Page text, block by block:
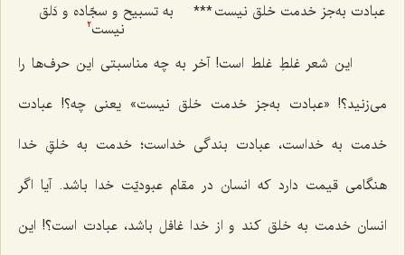
عبادت به‌جز خدمت خلق نیست***
به تسبیح و سجّاده و دَلق
نیست2
این شعر غلطِ غلط است! آخر به چه مناسبتی این حرف‌ها را
می‌زنید؟! «عبادت به‌جز خدمت خلق نیست» یعنی چه؟! عبادت
خدمت به خداست، عبادت بندگی خداست؛ خدمت به خلقِ خدا
هنگامی قیمت دارد که انسان در مقام عبودیّت خدا باشد. آیا اگر
انسان خدمت به خلق کند و از خدا غافل باشد، عبادت است؟! این